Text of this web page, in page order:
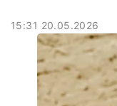
15:31 20.05.2026